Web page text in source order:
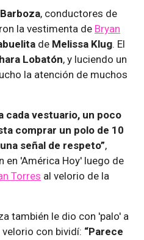
, conductores de
la vestimenta de Bryan
de Melissa Klug. El
Lobatón, y luciendo un
la atención de muchos
cada vestuario, un poco
comprar un polo de 10
señal de respeto”,
en 'América Hoy' luego de
Torres al velorio de la
también le dio con 'palo' a
con bividí: “Parece